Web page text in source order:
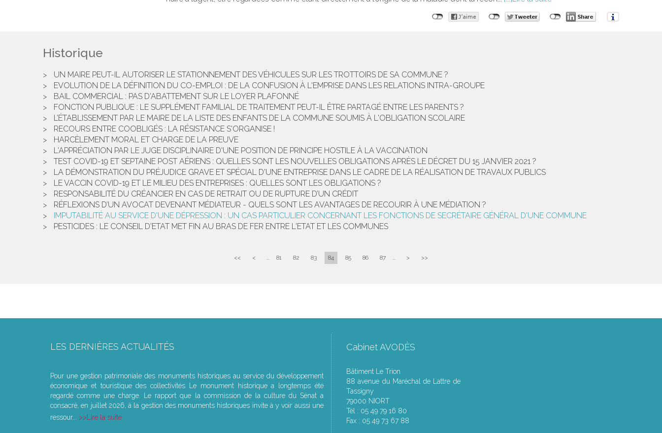
Historique
UN MAIRE PEUT-IL AUTORISER LE STATIONNEMENT DES VÉHICULES SUR LES TROTTOIRS DE SA COMMUNE ?
EVOLUTION DE LA DÉFINITION DU CO-EMPLOI : DE LA CONFUSION À L'EMPRISE DANS LES RELATIONS INTRA-GROUPE
BAIL COMMERCIAL : PAS D'ABATTEMENT SUR LE LOYER PLAFONNÉ
FONCTION PUBLIQUE : LE SUPPLÉMENT FAMILIAL DE TRAITEMENT PEUT-IL ÊTRE PARTAGÉ ENTRE LES PARENTS ?
L’ÉTABLISSEMENT PAR LE MAIRE DE LA LISTE DES ENFANTS DE LA COMMUNE SOUMIS À L'OBLIGATION SCOLAIRE
RECOURS ENTRE COOBLIGÉS : LA RÉSISTANCE S'ORGANISE !
HARCÈLEMENT MORAL ET CHARGE DE LA PREUVE
L'APPRÉCIATION PAR LE JUGE DISCIPLINAIRE D'UNE POSITION DE PRINCIPE HOSTILE À LA VACCINATION
TEST COVID-19 ET SEPTAINE POST AÉRIENS : QUELLES SONT LES NOUVELLES OBLIGATIONS APRÈS LE DÉCRET DU 15 JANVIER 2021 ?
LA DÉMONSTRATION DU PRÉJUDICE GRAVE ET SPÉCIAL D'UNE ENTREPRISE DANS LE CADRE DE LA RÉALISATION DE TRAVAUX PUBLICS
LE VACCIN COVID-19 ET LE MILIEU DES ENTREPRISES : QUELLES SONT LES OBLIGATIONS ?
RESPONSABILITÉ DU CRÉANCIER EN CAS DE RETRAIT OU DE RUPTURE D’UN CRÉDIT
RÉFLEXIONS D’UN AVOCAT DEVENANT MÉDIATEUR - QUELS SONT LES AVANTAGES DE RECOURIR À UNE MÉDIATION ?
IMPUTABILITÉ AU SERVICE D'UNE DÉPRESSION : UN CAS PARTICULIER CONCERNANT LES FONCTIONS DE SECRÉTAIRE GÉNÉRAL D'UNE COMMUNE
PESTICIDES : LE CONSEIL D'ETAT MET FIN AU BRAS DE FER ENTRE L'ETAT ET LES COMMUNES
<< < ... 81 82 83 84 85 86 87 ... > >>
LES DERNIÈRES ACTUALITÉS
Pour une gestion patrimoniale des monuments historiques au service du développement
économique et touristique des collectivités Le monument historique a longtemps été
regardé comme une charge. Le rapport que la commission de la culture du Sénat a
consacré, en juillet 2026, à la gestion des monuments historiques invite à y voir aussi une
ressour...
Lire la suite
Cabinet AVODÈS
Bâtiment Le Trion
88 avenue du Maréchal de Lattre de
Tassigny
79000 NIORT
Tél : 05 49 79 16 80
Fax : 05 49 73 67 88